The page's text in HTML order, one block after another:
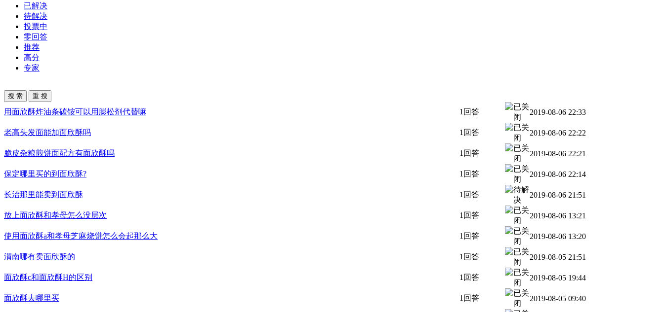
已解决
待解决
投票中
零回答
推荐
高分
专家
用面欣酥炸油条碳铵可以用膨松剂代替嘛 1回答 2019-08-06 22:33
老高头发面能加面欣酥吗 1回答 2019-08-06 22:22
脆皮杂粮煎饼面配方有面欣酥吗 1回答 2019-08-06 22:21
保定哪里买的到 面欣酥? 1回答 2019-08-06 22:14
长治那里能卖到 面欣酥 1回答 2019-08-06 21:51
放上面欣酥和孝母怎么没层次 1回答 2019-08-06 13:21
使用面欣酥a和孝母芝麻烧饼怎么会起那么大 1回答 2019-08-06 13:20
渭南哪有卖面欣酥的 1回答 2019-08-05 21:51
面欣酥c和面欣酥H的区别 1回答 2019-08-05 19:44
面欣酥去哪里买 1回答 2019-08-05 09:40